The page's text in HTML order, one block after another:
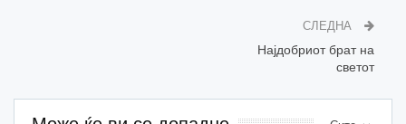
СЛЕДНА
Најдобриот брат на
светот